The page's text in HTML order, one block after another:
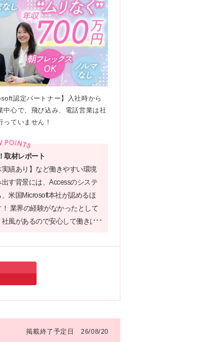
認定パートナー】入社時から
中心で、飛び込み、電話営業は社
っていません！
取材レポート
実績あり】など働きやすい環境
す背景には、Accessのシステ
米国Microsoft本社が認めるほ
業界の経験がなかったとして
風があるので安心して働きは
い方必見の会社だと思いま
掲載終了予定日 26/08/20